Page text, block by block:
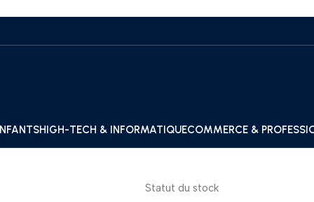
HIGH-TECH & INFORMATIQUECOMMERCE &
Statut du stock